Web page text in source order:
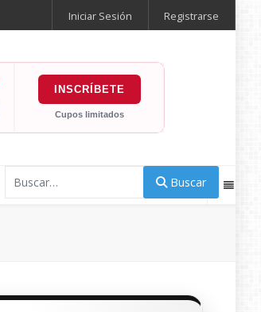
Iniciar Sesión Registrarse
INSCRÍBETE
Cupos limitados
Buscar